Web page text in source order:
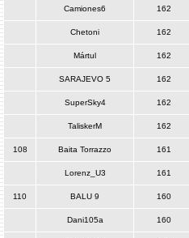
Camiones6 162
Chetoni 162
Mártul 162
SARAJEVO 5 162
SuperSky4 162
TaliskerM 162
108 Baita Torrazzo 161
Lorenz_U3 161
110 BALU 9 160
Dani105a 160